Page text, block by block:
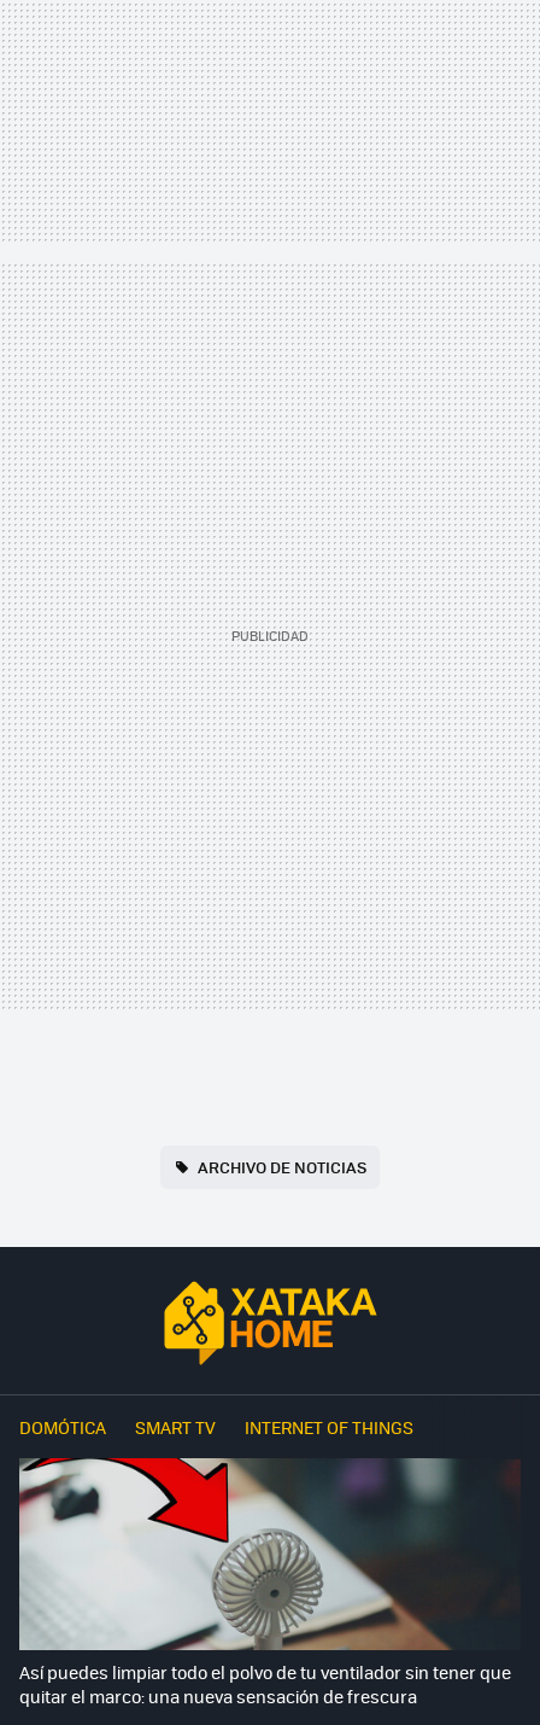
ARCHIVO DE NOTICIAS
DOMÓTICA SMART TV INTERNET OF THINGS
Así puedes limpiar todo el polvo de tu ventilador sin tener que
quitar el marco: una nueva sensación de frescura